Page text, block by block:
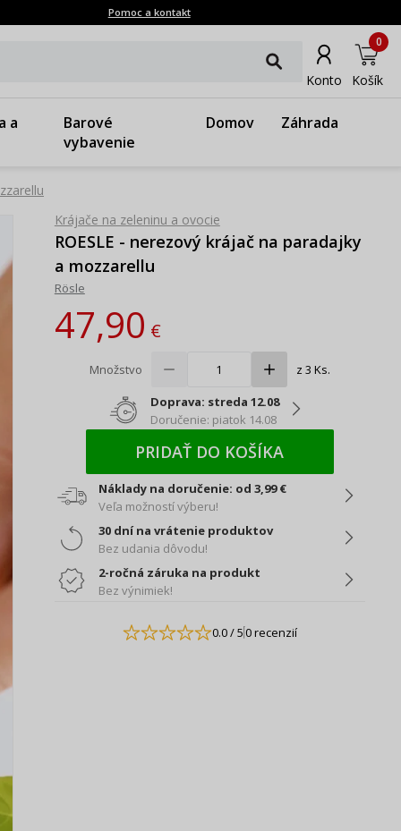
Pomoc a kontakt
Konto Košík
0
a
Barové
vybavenie
Domov Záhrada
Krájače na zeleninu a ovocie
ROESLE - nerezový krájač na paradajky
a mozzarellu
Rösle
47,90€
Množstvo z 3 Ks.
Doprava: streda 12.08
Doručenie: piatok 14.08
PRIDAŤ DO KOŠÍKA
Náklady na doručenie: od 3,99 €
Veľa možností výberu!
30 dní na vrátenie produktov
Bez udania dôvodu!
2-ročná záruka na produkt
Bez výnimiek!
0.0/ 50 recenzií